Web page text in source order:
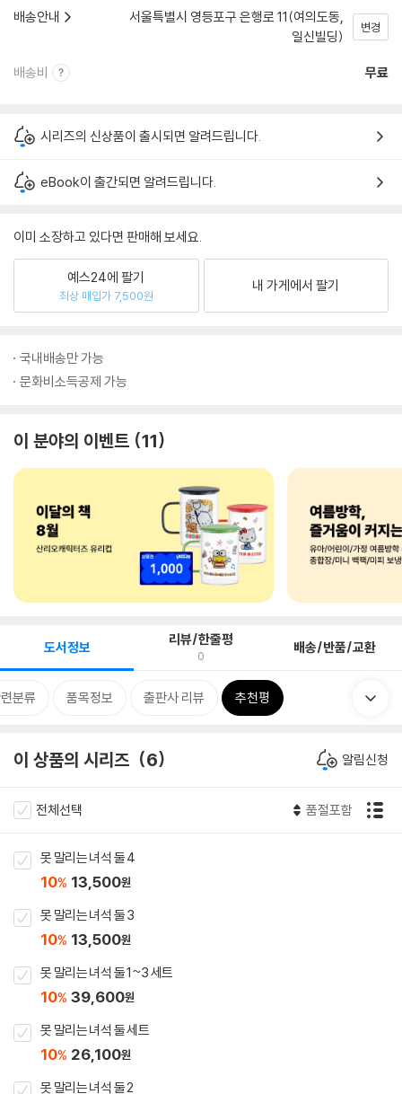
배송안내
서울특별시 영등포구 은행로 11(여의도동,
일신빌딩)
변경
배송비 무료
시리즈의 신상품이 출시되면 알려드립니다.
eBook이 출간되면 알려드립니다.
이미 소장하고 있다면 판매해 보세요.
예스24에 팔기
최상 매입가 7,500원
내 가게에서 팔기
국내배송만 가능
문화비소득공제 가능
이 분야의 이벤트 11
도서정보 리뷰/한줄평
0 배송/반품/교환
분류 품목정보 출판사 리뷰 추천평
이 상품의 시리즈 6 알림신청
전체선택 품절포함
못 말리는 녀석 둘 4
10% 13,500원
못 말리는 녀석 둘 3
10% 13,500원
못 말리는 녀석 둘 1~3 세트
10% 39,600원
못 말리는 녀석 둘 세트
10% 26,100원
못 말리는 녀석 둘 2